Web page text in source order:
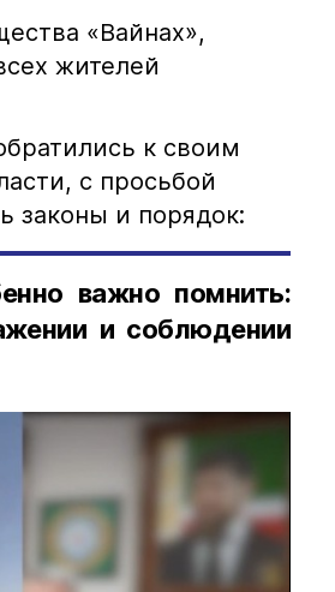
«Вайнах»,
жителей
к своим
с просьбой
законы и порядок:
важно помнить:
и соблюдении